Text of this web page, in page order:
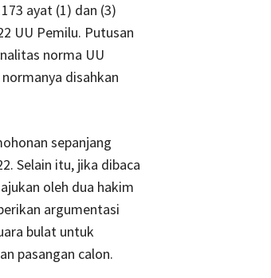
ayat (1) dan (3)
UU Pemilu. Putusan
norma UU
disahkan
sepanjang
Selain itu, jika dibaca
oleh dua hakim
argumentasi
bulat untuk
pasangan calon.